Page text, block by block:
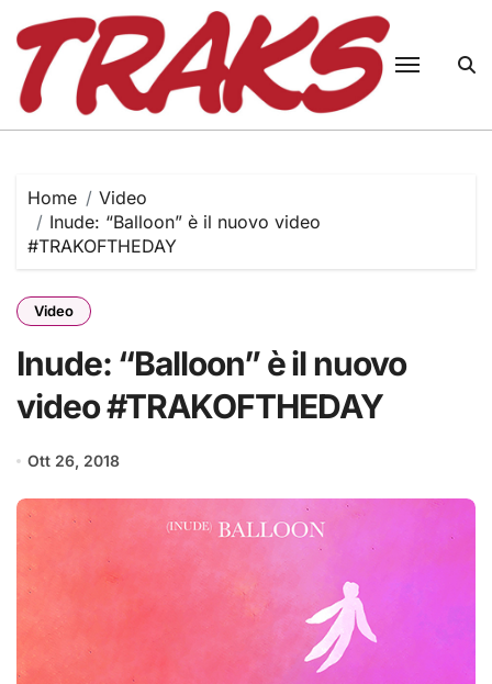
content
Home
Video
Inude: “Balloon” è il nuovo video
#TRAKOFTHEDAY
Video
Inude: “Balloon” è il nuovo
video #TRAKOFTHEDAY
Ott 26, 2018